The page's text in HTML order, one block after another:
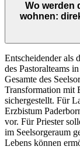
Wo werden
wohnen:
Entscheidender als
des Pastoralteams
Gesamte des
Transformation mit
sichergestellt. Für
Erzbistum
vor. Für Priester
im Seelsorgeraum
Lebens können